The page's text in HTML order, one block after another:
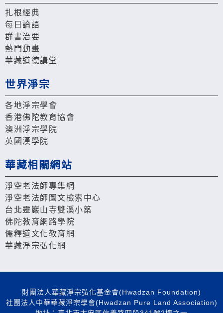
扎根經典
每日論語
群書治要
熱門動畫
華藏道德講堂
世界淨宗
各地淨宗學會
香港佛陀教育協會
澳洲淨宗學院
英國漢學院
華藏相關網站
淨空老法師專集網
淨空老法師圖文檢索中心
台北靈巖山寺雙溪小築
佛陀教育網路學院
儒釋道文化教育網
華藏淨宗弘化網
財團法人華藏淨宗弘化基金會(Hwadzan Foundation)
社團法人中華華藏淨宗學會(Hwadzan Pure Land Association)